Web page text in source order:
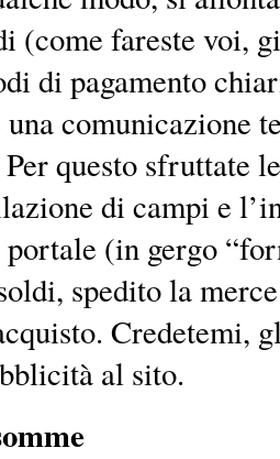
(come fareste voi,
di pagamento
comunicazione
questo sfruttate
di campi e
(in gergo
spedito la
Credetemi,
al sito.